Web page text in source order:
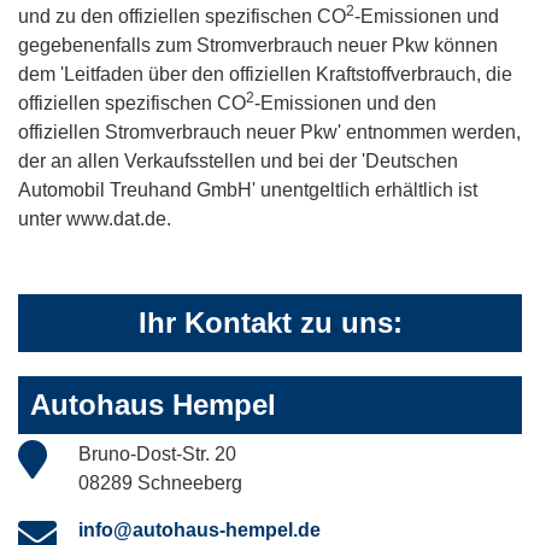
und zu den offiziellen spezifischen CO2-Emissionen und
gegebenenfalls zum Stromverbrauch neuer Pkw können
dem 'Leitfaden über den offiziellen Kraftstoffverbrauch, die
offiziellen spezifischen CO2-Emissionen und den
offiziellen Stromverbrauch neuer Pkw' entnommen werden,
der an allen Verkaufsstellen und bei der 'Deutschen
Automobil Treuhand GmbH' unentgeltlich erhältlich ist
unter www.dat.de.
Ihr Kontakt zu uns:
Autohaus Hempel
Bruno-Dost-Str. 20
08289 Schneeberg
info@autohaus-hempel.de